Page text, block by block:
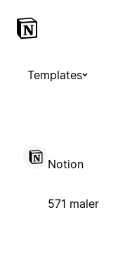
Templates
Notion
571 maler